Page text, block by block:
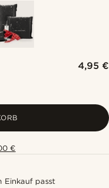
4,95 €
€
Einkauf passt